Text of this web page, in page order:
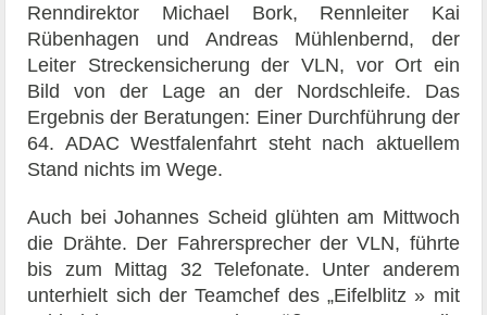
Renndirektor Michael Bork, Rennleiter Kai
Rübenhagen und Andreas Mühlenbernd, der
Leiter Streckensicherung der VLN, vor Ort ein
Bild von der Lage an der Nordschleife. Das
Ergebnis der Beratungen: Einer Durchführung der
64. ADAC Westfalenfahrt steht nach aktuellem
Stand nichts im Wege.
Auch bei Johannes Scheid glühten am Mittwoch
die Drähte. Der Fahrersprecher der VLN, führte
bis zum Mittag 32 Telefonate. Unter anderem
unterhielt sich der Teamchef des „Eifelblitz » mit